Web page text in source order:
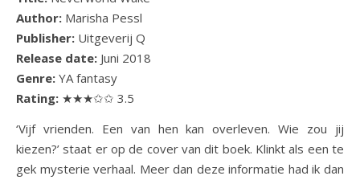
Author: Marisha Pessl
Publisher: Uitgeverij Q
Release date: Juni 2018
Genre: YA fantasy
Rating: ★★★✩✩ 3.5
‘Vijf vrienden. Een van hen kan overleven. Wie zou jij
kiezen?’ staat er op de cover van dit boek. Klinkt als een te
gek mysterie verhaal. Meer dan deze informatie had ik dan